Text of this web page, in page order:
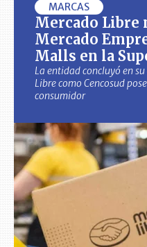
MARCAS
Mercado Libre
Mercado
Malls en la
La entidad concluyó en
Libre como Cencosud
consumidor